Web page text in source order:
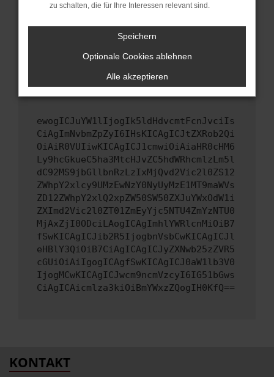
unterstützt werden.
Wende dich an den Webseitenbetreiber.
Wenn du alle oben genannten Schritte versucht
hast, kontaktiere uns bitte. Wir werden
versuchen, das Problem zu beheben. Du kannst
uns diesen Text schicken, um uns bei der
ewogICJuYW1lIjogIk5ldHdvcmtFcnJvciIs
CiAgImNvbmZpZyI6IHsKICAgICJtZXRob2Qi
OiAiR0VUIiwKICAgICJ1cmwiOiAiaHR0cHM6
Ly9hcGkueC5ha3MtcHJvZC5hdWRhcmlzLm5l
dC92MS9jbGllbnRzLzIxMjQvd2Vic2l0ZS12
ZWhpY2xlcy9UMzEwNzY0NyUyMzE1MT9maWVs
ZD12ZWhpY2xlQ2xpZW50SW50ZXJuYWxOdW1i
ZXImd2Vic2l0ZT01ZmEyYjc5NTU4ZmYzNTU0
MjAxZjI0ODciLAogICAgImhlYWRlcnMiOiB7
fSwKICAgICJib2R5IjogbnVsbCwKICAgICJl
eHBlY3QiOiB7CiAgICAgICJyZXNwb25zZVR5
cGUiOiAiIgogICAgfSwKICAgICJ0aW1lb3V0
IjogMCwKICAgICJwcm9ncmVzcyI6IG51bGws
CiAgICAicmlza3kiOiBmYWxzZQogIH0KfQ==
KONTAKT
zu schalten, die für Ihre Interessen relevant sind.
Speichern
Optionale Cookies ablehnen
Alle akzeptieren